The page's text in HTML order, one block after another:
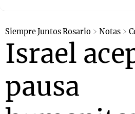
Siempre Juntos Rosario Notas
Israel
pausa